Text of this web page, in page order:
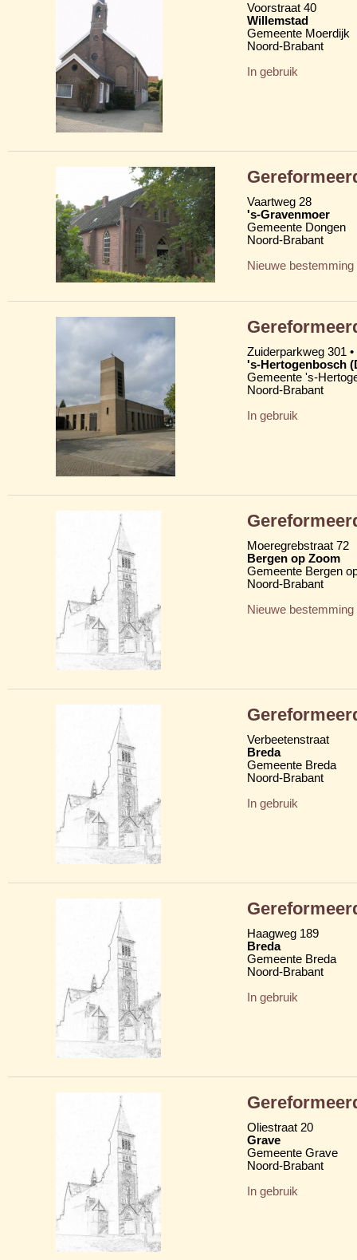
Voorstraat 40
Willemstad
Gemeente Moerdijk
Noord-Brabant
In gebruik
Vaartweg 28
's-Gravenmoer
Gemeente Dongen
Noord-Brabant
Nieuwe bestemming
Zuiderparkweg 301
's-Hertogenbosch
Gemeente 's-
Noord-Brabant
In gebruik
Moeregrebstraat 72
Bergen op Zoom
Gemeente Bergen
Noord-Brabant
Nieuwe bestemming
Verbeetenstraat
Breda
Gemeente Breda
Noord-Brabant
In gebruik
Haagweg 189
Breda
Gemeente Breda
Noord-Brabant
In gebruik
Oliestraat 20
Grave
Gemeente Grave
Noord-Brabant
In gebruik